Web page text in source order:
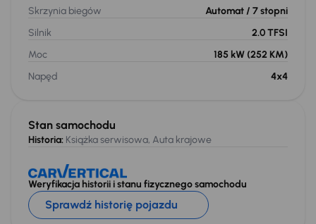
Stan samochodu
Historia: Książka serwisowa, Auta krajowe
Weryfikacja historii i stanu fizycznego samochodu
Sprawdź historię pojazdu
Skrzynia biegów
Automat / 7 stopni
Silnik
2.0 TFSI
Moc
185 kW (252 KM)
Napęd
4x4